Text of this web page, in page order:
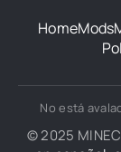
HomeMods
No está
© 2025